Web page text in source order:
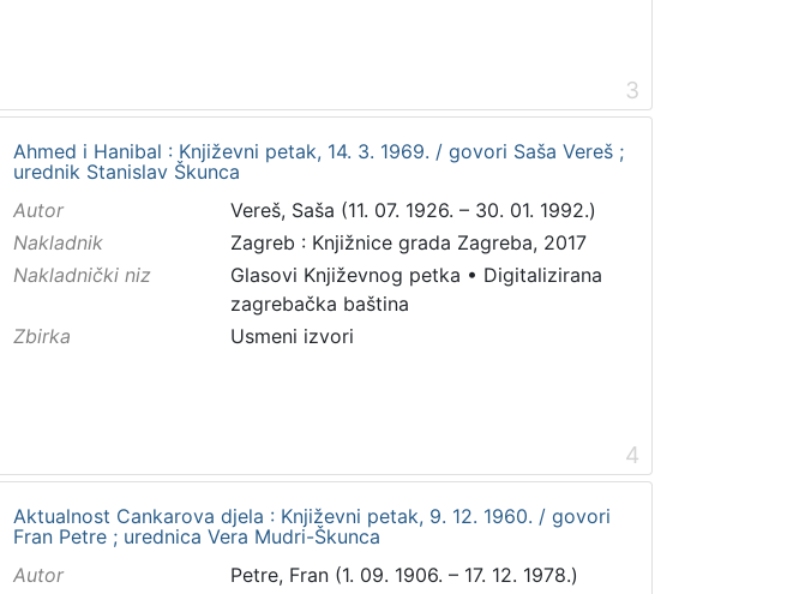
3
Ahmed i Hanibal : Književni petak, 14. 3. 1969. / govori Saša Vereš ;
urednik Stanislav Škunca
Autor
Vereš, Saša (11. 07. 1926. – 30. 01. 1992.)
Nakladnik
Zagreb : Knjižnice grada Zagreba, 2017
Nakladnički niz
Glasovi Književnog petka • Digitalizirana
zagrebačka baština
Zbirka
Usmeni izvori
4
Aktualnost Cankarova djela : Književni petak, 9. 12. 1960. / govori
Fran Petre ; urednica Vera Mudri-Škunca
Autor
Petre, Fran (1. 09. 1906. – 17. 12. 1978.)